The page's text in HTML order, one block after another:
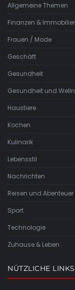
Allgemeine Themen
Finanzen &
Frauen / Mode
Geschäft
Gesundheit
Gesundheit und
Haustiere
Kochen
Kulinarik
Lebensstil
Nachrichten
Reisen und Abenteuer
Sport
Technologie
Zuhause & Leben
NÜTZLICHE LINKS